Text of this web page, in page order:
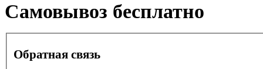
Cамовывоз бесплатно
Обратная связь